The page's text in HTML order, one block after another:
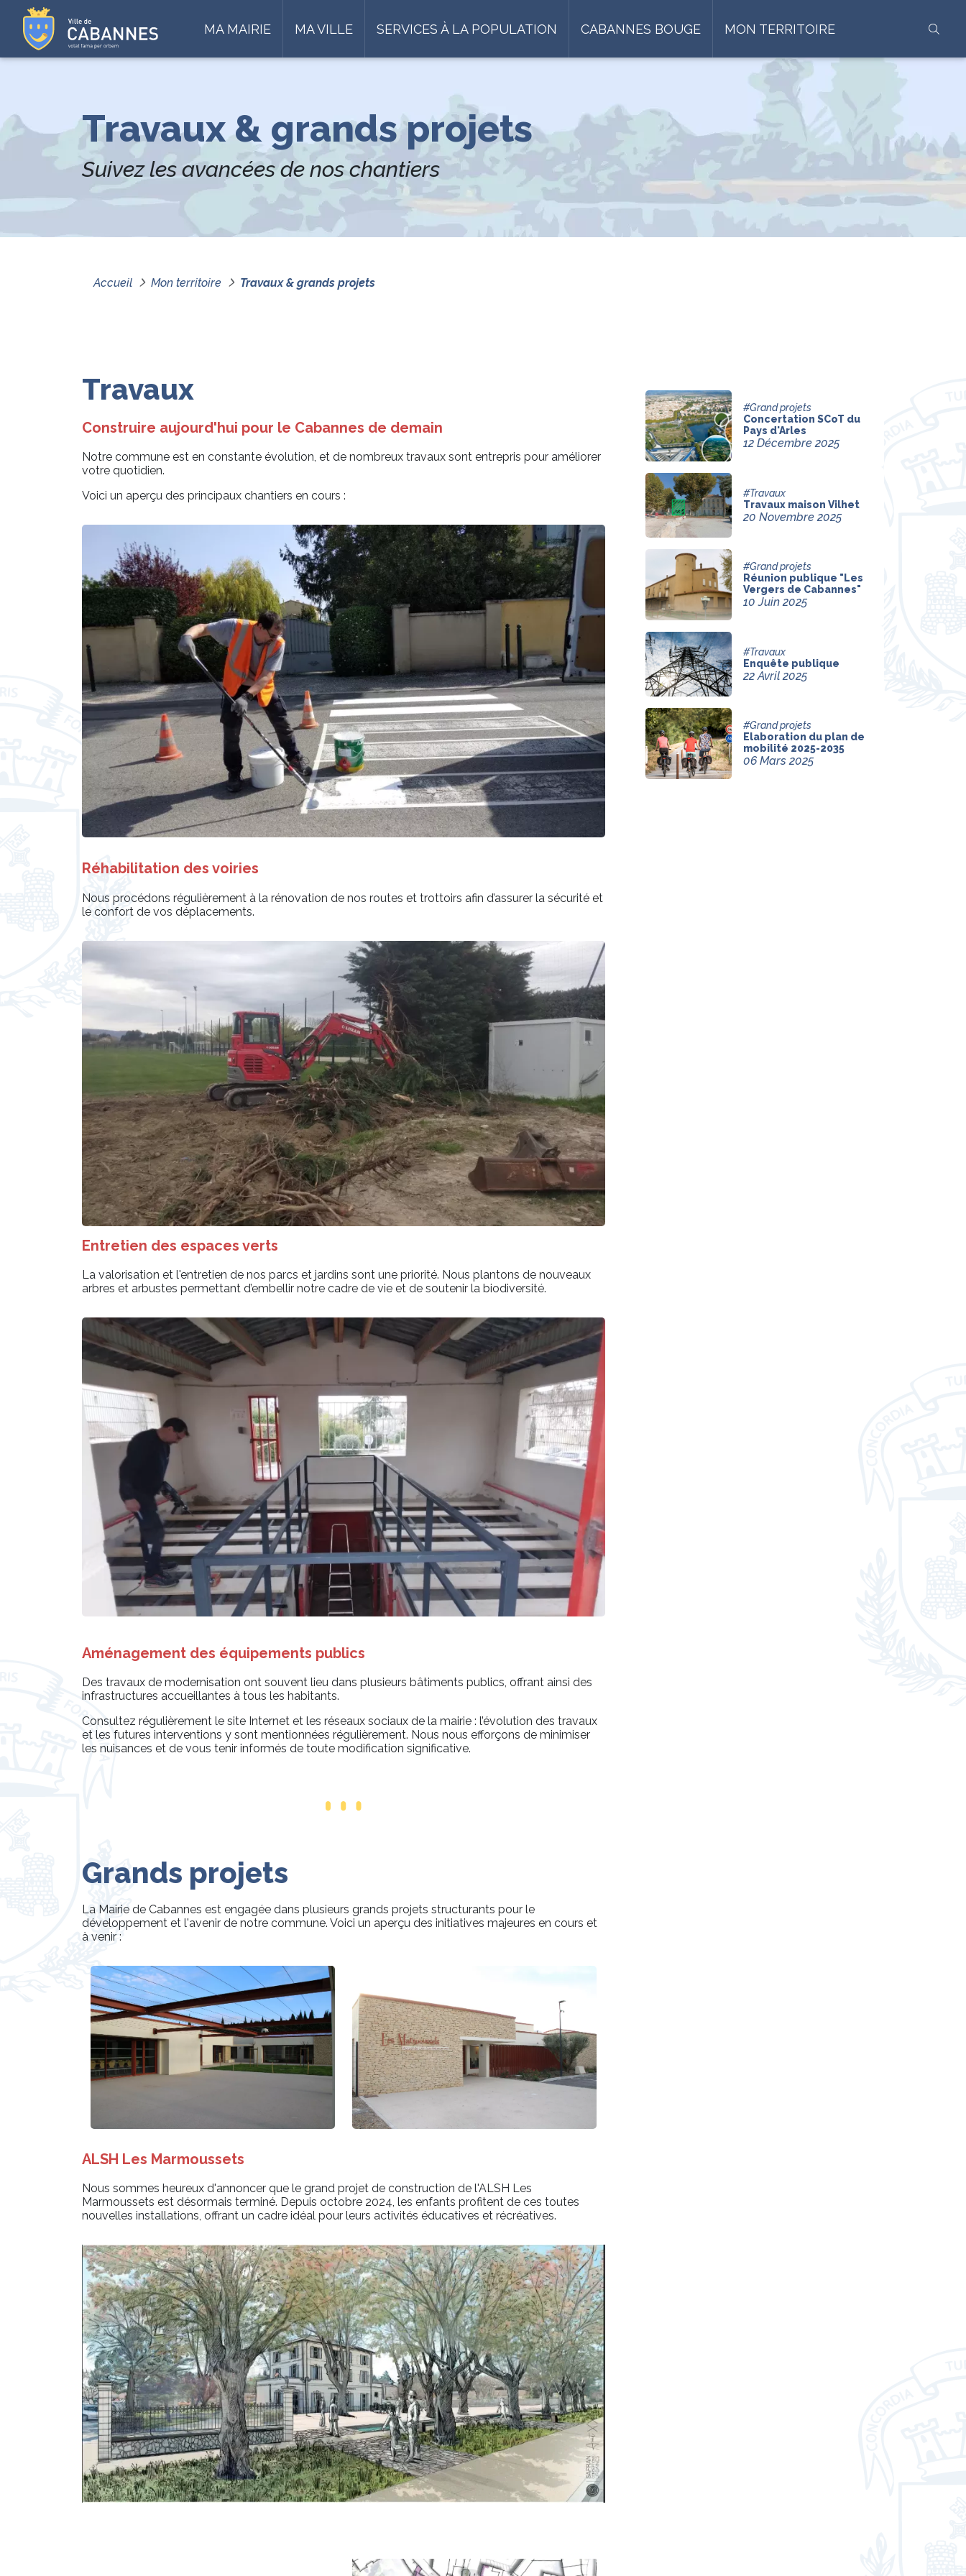
MA MAIRIE MA VILLE SERVICES À LA POPULATION CABANNES BOUGE MON TERRITOIRE
Travaux & grands projets
Suivez les avancées de nos chantiers
Accueil Mon territoire Travaux & grands projets
Travaux
Construire aujourd'hui pour le Cabannes de demain
Notre commune est en constante évolution, et de nombreux travaux sont entrepris pour améliorer
votre quotidien.
Voici un aperçu des principaux chantiers en cours :
Réhabilitation des voiries
Nous procédons régulièrement à la rénovation de nos routes et trottoirs afin d’assurer la sécurité et
le confort de vos déplacements.
Entretien des espaces verts
La valorisation et l'entretien de nos parcs et jardins sont une priorité. Nous plantons de nouveaux
arbres et arbustes permettant d’embellir notre cadre de vie et de soutenir la biodiversité.
Aménagement des équipements publics
Des travaux de modernisation ont souvent lieu dans plusieurs bâtiments publics, offrant ainsi des
infrastructures accueillantes à tous les habitants.
Consultez régulièrement le site Internet et les réseaux sociaux de la mairie : l’évolution des travaux
et les futures interventions y sont mentionnées régulièrement. Nous nous efforçons de minimiser
les nuisances et de vous tenir informés de toute modification significative.
Grands projets
La Mairie de Cabannes est engagée dans plusieurs grands projets structurants pour le
développement et l'avenir de notre commune. Voici un aperçu des initiatives majeures en cours et
à venir :
ALSH Les Marmoussets
Nous sommes heureux d'annoncer que le grand projet de construction de l'ALSH Les
Marmoussets est désormais terminé. Depuis octobre 2024, les enfants profitent de ces toutes
nouvelles installations, offrant un cadre idéal pour leurs activités éducatives et récréatives.
#Grand projets
Concertation SCoT du
Pays d'Arles
12 Décembre 2025
#Travaux
Travaux maison Vilhet
20 Novembre 2025
#Grand projets
Réunion publique "Les
Vergers de Cabannes"
10 Juin 2025
#Travaux
Enquête publique
22 Avril 2025
#Grand projets
Elaboration du plan de
mobilité 2025-2035
06 Mars 2025